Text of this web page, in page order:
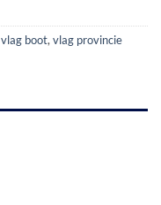
vlag boot, vlag provincie